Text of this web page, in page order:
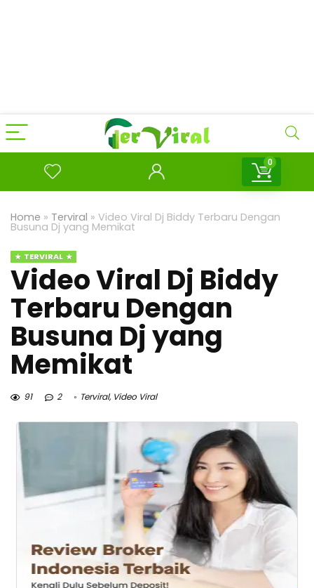
0
Home » Terviral » Video Viral Dj Biddy Terbaru Dengan
Busuna Dj yang Memikat
TERVIRAL
Video Viral Dj Biddy
Terbaru Dengan
Busuna Dj yang
Memikat
91 2 Terviral, Video Viral